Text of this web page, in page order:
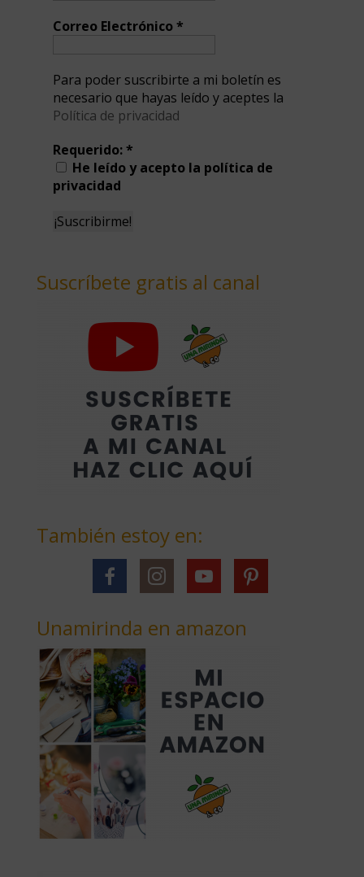
Correo Electrónico*
Para poder suscribirte a mi boletín es
necesario que hayas leído y aceptes la
Política de privacidad
Requerido:*
He leído y acepto la política de
privacidad
Suscríbete gratis al canal
También estoy en:
Unamirinda en amazon